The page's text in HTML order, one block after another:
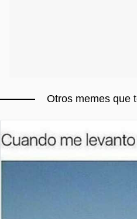
Otros memes que